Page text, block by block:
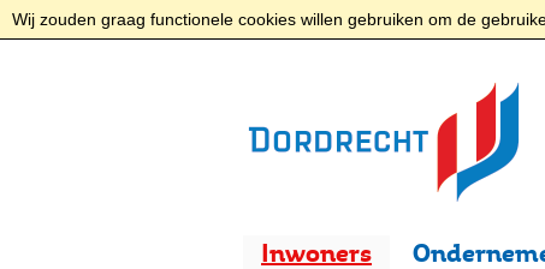
Wij zouden graag functionele cookies willen gebruiken om de
Inwoners